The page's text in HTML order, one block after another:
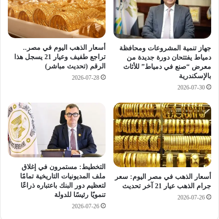
ع
و
ا
ة
ا
ل
ت
ب
ة
و
ا
ل
ع
ل
ي
t
2
0
2
6
»
تُ
ك
ر
«
E
G
B
A
N
»
ك
أ
جهاز تنمية المشروعات ومحافظة
دمياط يفتتحان دورة جديدة من
معرض “صنع في دمياط” للأثاث
بالإسكندرية
2026-07-30
أسعار الذهب اليوم في مصر..
تراجع طفيف وعيار 21 يسجل هذا
الرقم (تحديث مباشر)
2026-07-28
أسعار الذهب في مصر اليوم: سعر
جرام الذهب عيار 21 آخر تحديث
2026-07-26
التخطيط: مستمرون في إغلاق
ملف المديونيات التاريخية تمامًا
لتعظيم دور البنك باعتباره ذراعًا
تنمويًا رئيسًا للدولة
2026-07-26